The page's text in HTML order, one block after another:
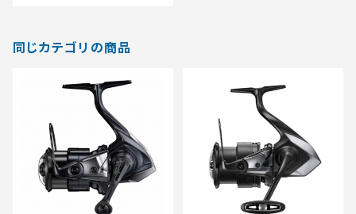
同じカテゴリの商品